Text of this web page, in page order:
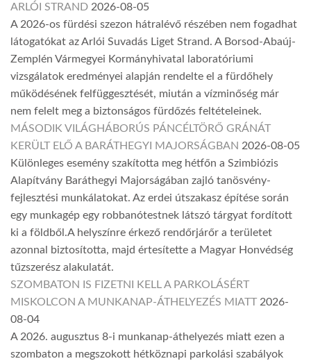
ARLÓI STRAND 2026-08-05
A 2026-os fürdési szezon hátralévő részében nem fogadhat
látogatókat az Arlói Suvadás Liget Strand. A Borsod-Abaúj-
Zemplén Vármegyei Kormányhivatal laboratóriumi
vizsgálatok eredményei alapján rendelte el a fürdőhely
működésének felfüggesztését, miután a vízminőség már
nem felelt meg a biztonságos fürdőzés feltételeinek.
MÁSODIK VILÁGHÁBORÚS PÁNCÉLTÖRŐ GRÁNÁT
KERÜLT ELŐ A BARÁTHEGYI MAJORSÁGBAN 2026-08-05
Különleges esemény szakította meg hétfőn a Szimbiózis
Alapítvány Baráthegyi Majorságában zajló tanösvény-
fejlesztési munkálatokat. Az erdei útszakasz építése során
egy munkagép egy robbanótestnek látszó tárgyat fordított
ki a földből.A helyszínre érkező rendőrjárőr a területet
azonnal biztosította, majd értesítette a Magyar Honvédség
tűzszerész alakulatát.
SZOMBATON IS FIZETNI KELL A PARKOLÁSÉRT
MISKOLCON A MUNKANAP-ÁTHELYEZÉS MIATT 2026-
08-04
A 2026. augusztus 8-i munkanap-áthelyezés miatt ezen a
szombaton a megszokott hétköznapi parkolási szabályok